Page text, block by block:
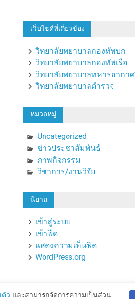
เว็บไซด์ที่เกี่ยวข้อง
วิทยาลัยพยาบาลกองทัพบก
วิทยาลัยพยาบาลกองทัพเรือ
วิทยาลัยพยาบาลทหารอากาศ
วิทยาลัยพยาบาลตำรวจ
หมวดหมู่
Uncategorized
ข่าวประชาสัมพันธ์
ภาพกิจกรรม
วิชาการ/งานวิจัย
นิยาม
เข้าสู่ระบบ
เข้าฟีด
แสดงความเห็นฟีด
WordPress.org
ตัว และสามารถจัดการความเป็นส่วน